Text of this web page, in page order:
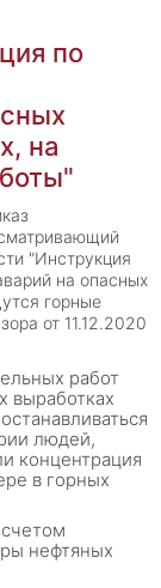
по
на
"Инструкция
на опасных
горные
от 11.12.2020
работ
выработках
людей,
концентрация
в горных
нефтяных